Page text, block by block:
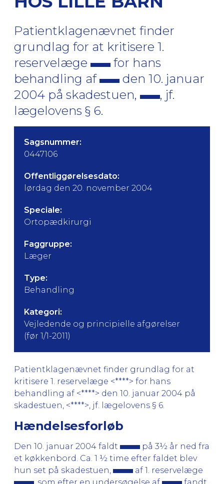
Patientklagenævnet finder
grundlag for at kritisere 1.
reservelæge
for hans
behandling af
den 10. januar
2004 på skadestuen,
, jf.
lægelovens § 6.
Sagsnummer:
0447106
Offentliggørelsesdato:
lørdag den 20. november 2004
Speciale:
Ortopædkirurgi
Faggruppe:
Læger
Type:
Behandling
Kategori:
Vejledende og principielle afgørelser
(før 1/1-2011)
Patientklagenævnet finder grundlag for at
kritisere 1. reservelæge <****> for hans
behandling af <****> den 10. januar 2004 på
skadestuen, <****>, jf. lægelovens § 6.
Hændelsesforløb
Den 10. januar 2004 faldt
på 3½ år ned fra
et køkkenbord. Ca. 1 ½ time efter faldet blev
hun set på skadestuen,
af 1. reservelæge
, som efter en undersøgelse af
fandt,